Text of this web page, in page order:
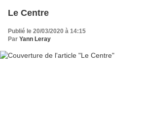
Le Centre
Publié le 20/03/2020 à 14:15
Par Yann Leray